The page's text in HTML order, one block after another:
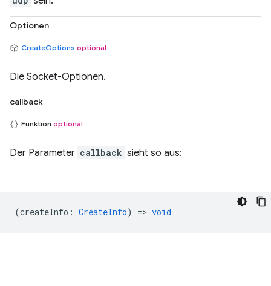
Optionen
CreateOptions optional
Die Socket-Optionen.
callback
Funktion optional
Der Parameter callback sieht so aus:
(createInfo : CreateInfo) => void